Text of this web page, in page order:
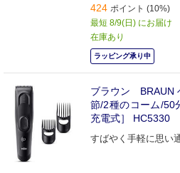
424 ポイント (10%)
最短 8/9(日) にお届け
在庫あり
ラッピング承り中
ブラウン BRAUN
節/2種のコーム/50
充電式］ HC5330
すばやく手軽に思い